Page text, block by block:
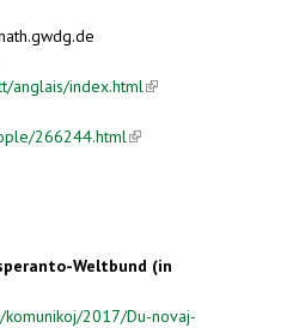
anglais/index.html (link is
266244.html (link is
Weltbund (in
2017/Du-novaj-